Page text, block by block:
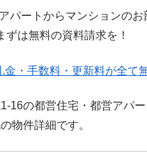
パートからマンションのお
ずは無料の資料請求を！
金・手数料・更新料が全て
16の都営住宅・都営アパー
物件詳細です。